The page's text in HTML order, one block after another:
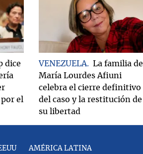
dice
por el
VENEZUELA
La familia de
María Lourdes Afiuni
celebra el cierre definitivo
del caso y la restitución de
su libertad
AMÉRICA LATINA